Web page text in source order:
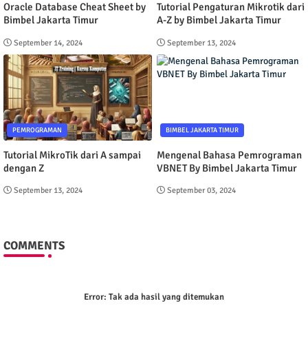
Oracle Database Cheat Sheet by
Bimbel Jakarta Timur
September 14, 2024
Tutorial Pengaturan Mikrotik dari
A-Z by Bimbel Jakarta Timur
September 13, 2024
PEMROGRAMAN
Tutorial MikroTik dari A sampai
dengan Z
September 13, 2024
BIMBEL JAKARTA TIMUR
Mengenal Bahasa Pemrograman
VBNET By Bimbel Jakarta Timur
September 03, 2024
COMMENTS
Error: Tak ada hasil yang ditemukan